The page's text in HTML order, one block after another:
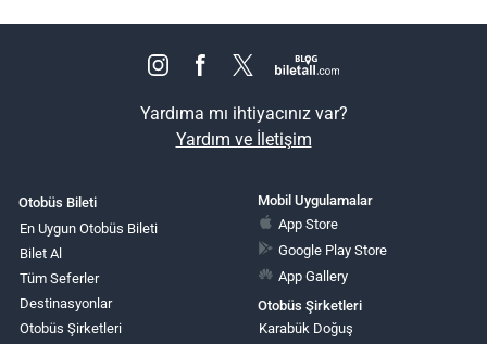
Yardıma mı ihtiyacınız var?
Yardım ve İletişim
Otobüs Bileti
En Uygun Otobüs Bileti
Bilet Al
Tüm Seferler
Destinasyonlar
Otobüs Şirketleri
Mobil Uygulamalar
App Store
Google Play Store
App Gallery
Otobüs Şirketleri
Karabük Doğuş